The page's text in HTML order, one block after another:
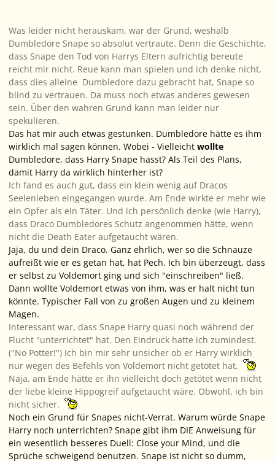
Was leider nicht herauskam, war der Grund, weshalb
Dumbledore Snape so absolut vertraute. Denn die Geschichte,
dass Snape den Tod von Harrys Eltern aufrichtig bereute
reicht mir nicht. Reue kann man spielen und ich denke nicht,
dass dies alleine Dumbledore dazu gebracht hat, Snape so
blind zu vertrauen. Da muss noch etwas anderes gewesen
sein. Über den wahren Grund kann man leider nur
spekulieren.
Das hat mir auch etwas gestunken. Dumbledore hätte es ihm
wirklich mal sagen können. Wobei - Vielleicht wollte
Dumbledore, dass Harry Snape hasst? Als Teil des Plans,
damit Harry da wirklich hinterher ist?
Ich fand es auch gut, dass ein klein wenig auf Dracos
Seelenleben eingegangen wurde. Am Ende wirkte er mehr wie
ein Opfer als ein Täter. Und ich persönlich denke (wie Harry),
dass Draco Dumbledores Schutz angenommen hätte, wenn
nicht die Death Eater aufgetaucht wären.
Jaja, du und dein Draco. Ganz ehrlich, wer so die Schnauze
aufreißt wie er es getan hat, hat Pech. Ich bin überzeugt, dass
er selbst zu Voldemort ging und sich "einschreiben" ließ.
Dann wollte Voldemort etwas von ihm, was er halt nicht tun
könnte. Typischer Fall von zu großen Augen und zu kleinem
Magen.
Interessant war, dass Snape Harry quasi noch während der
Flucht "unterrichtet" hat. Den Eindruck hatte ich zumindest.
("No Potter!") Ich bin mir sehr unsicher ob er Harry wirklich
nur wegen des Befehls von Voldemort nicht getötet hat.
Naja, am Ende hätte er ihn vielleicht doch getötet wenn nicht
der liebe kleine Hippogreif aufgetaucht wäre. Obwohl, ich bin
nicht sicher.
Noch ein Grund für Snapes nicht-Verrat. Warum würde Snape
Harry noch unterrichten? Snape gibt ihm DIE Anweisung für
ein wesentlich besseres Duell: Close your Mind, und die
Sprüche schweigend benutzen. Snape ist nicht so dumm,